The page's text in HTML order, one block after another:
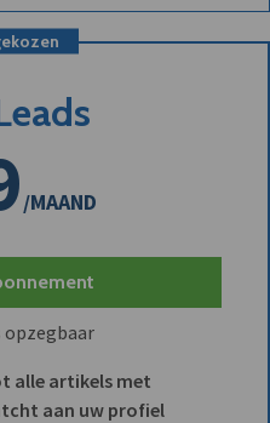
/MAAND
opzegbaar
alle artikels met
aan uw profiel